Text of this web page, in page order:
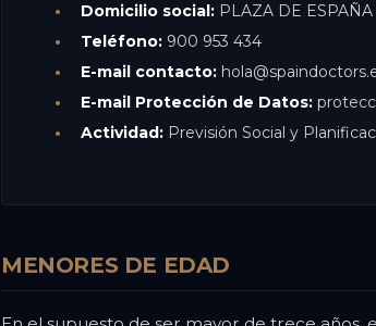
Domicilio social: PLAZA DE ESPAÑA
Teléfono: 900 953 434
E-mail contacto:
E-mail Protección de Datos:
Actividad: Previsión Social y
MENORES DE EDAD